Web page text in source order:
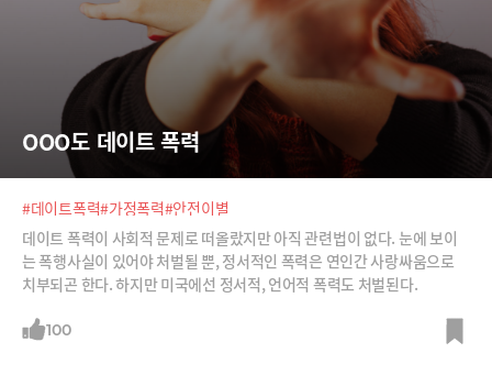
OOO도 데이트 폭력
#데이트폭력#가정폭력#안전이별
데이트 폭력이 사회적 문제로 떠올랐지만 아직 관련법이 없다. 눈에 보이
는 폭행사실이 있어야 처벌될 뿐, 정서적인 폭력은 연인간 사랑싸움으로
치부되곤 한다. 하지만 미국에선 정서적, 언어적 폭력도 처벌된다.
100